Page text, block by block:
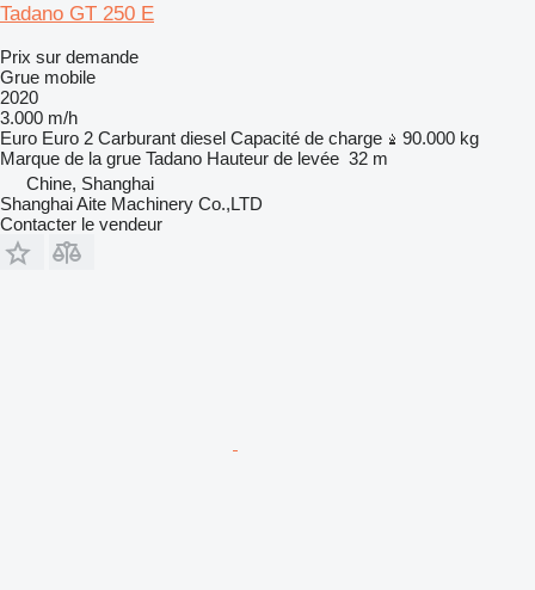
Tadano GT 250 E
Prix sur demande
Grue mobile
2020
3.000 m/h
Euro Euro 2 Carburant diesel Capacité de charge
90.000 kg
Marque de la grue Tadano Hauteur de levée 32 m
Chine, Shanghai
Shanghai Aite Machinery Co.,LTD
Contacter le vendeur